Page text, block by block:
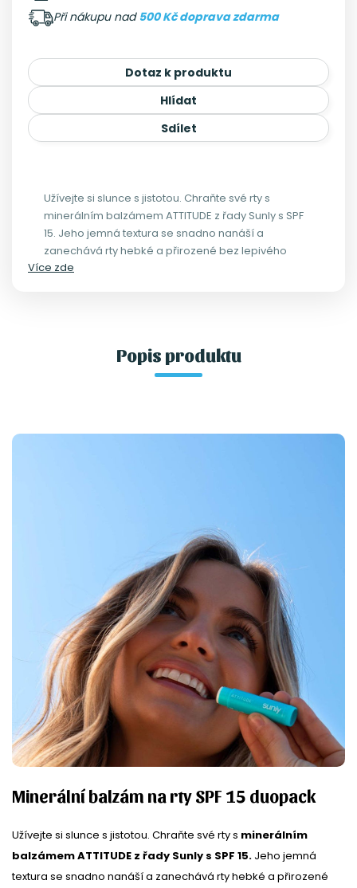
Při nákupu nad 500 Kč doprava zdarma
Dotaz k produktu
Hlídat
Sdílet
Užívejte si slunce s jistotou. Chraňte své rty s
minerálním balzámem ATTITUDE z řady Sunly s SPF
15. Jeho jemná textura se snadno nanáší a
zanechává rty hebké a přirozené bez lepivého
pocitu.
Více zde
Popis produktu
Minerální balzám na rty SPF 15 duopack
Užívejte si slunce s jistotou. Chraňte své rty s minerálním
balzámem ATTITUDE z řady Sunly s SPF 15. Jeho jemná
textura se snadno nanáší a zanechává rty hebké a přirozené